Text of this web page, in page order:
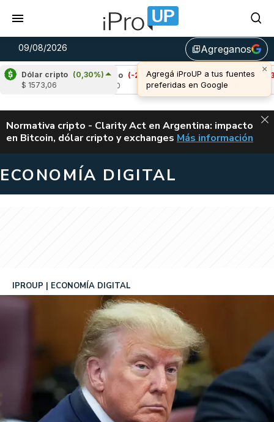
09/08/2026 library_addAgreganos
×
Agregá iProUP a tus fuentes
preferidas en Google
Dólar cripto (0,30%)
$ 1573,06
Cardano (-2,11%)
Avalanche (-1,30%)
u$s 6,47
ALERTA
Normativa cripto - Clarity Act en Argentina: impacto
en Bitcoin, dólar cripto y exchanges CLARITY ACT EN
Más información
ECONOMÍA DIGITAL
IPROUP ECONOMÍA DIGITAL